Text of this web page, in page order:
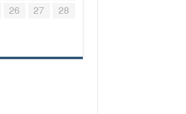
26 27
28